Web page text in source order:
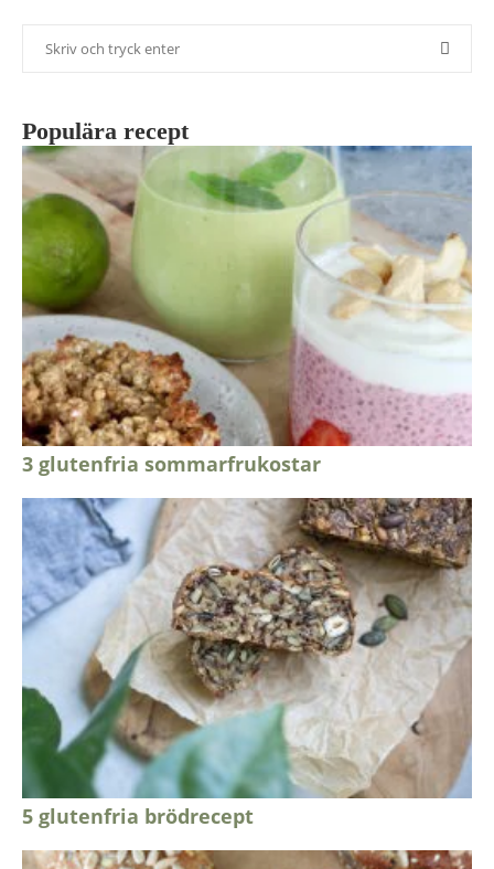
Populära recept
3 glutenfria sommarfrukostar
5 glutenfria brödrecept